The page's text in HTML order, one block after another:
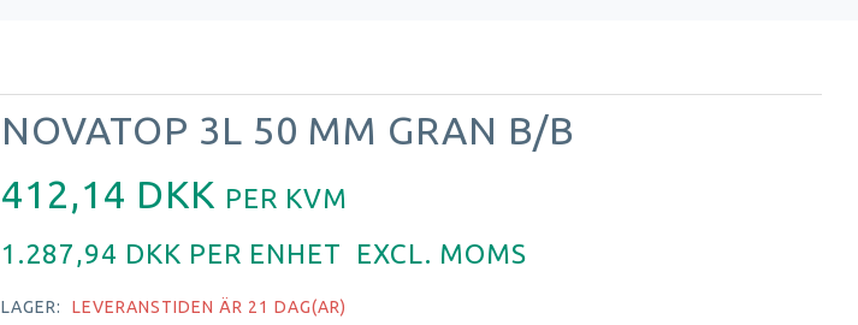
NOVATOP 3L 50 MM GRAN B/B
412,14 DKK PER KVM
1.287,94 DKK PER ENHET EXCL. MOMS
LAGER: LEVERANSTIDEN ÄR 21 DAG(AR)